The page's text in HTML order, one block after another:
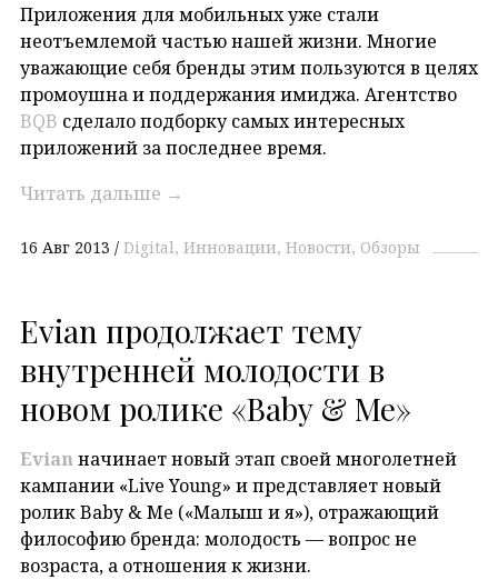
Приложения для мобильных уже стали
неотъемлемой частью нашей жизни. Многие
уважающие себя бренды этим пользуются в целях
промоушна и поддержания имиджа. Агентство
BQB сделало подборку самых интересных
приложений за последнее время.
Читать дальше →
16 Авг 2013 Digital Инновации Новости Обзоры
Evian продолжает тему
внутренней молодости в
новом ролике «Baby & Me»
Evianначинает новый этап своей многолетней
кампании «Live Young» и представляет новый
ролик Baby & Me («Малыш и я»), отражающий
философию бренда: молодость — вопрос не
возраста, а отношения к жизни.